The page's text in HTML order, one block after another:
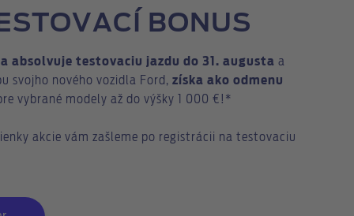
BONUS
absolvuje testovaciu jazdu do 31. augusta a
svojho nového vozidla Ford, získa ako odmenu
vybrané modely až do výšky 1 000 €!*
akcie vám zašleme po registrácii na testovaciu